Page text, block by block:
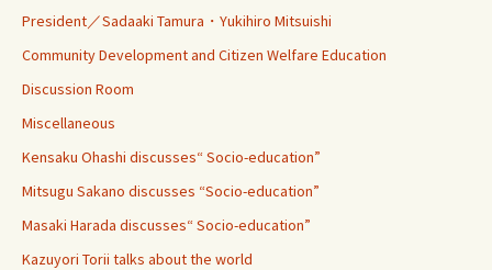
President／Sadaaki Tamura・Yukihiro Mitsuishi
Community Development and Citizen Welfare Education
Discussion Room
Miscellaneous
Kensaku Ohashi discusses“ Socio-education”
Mitsugu Sakano discusses “Socio-education”
Masaki Harada discusses“ Socio-education”
Kazuyori Torii talks about the world